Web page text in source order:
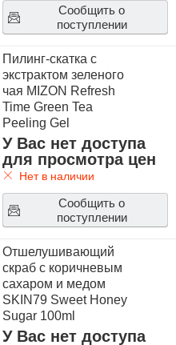
Сообщить о
поступлении
Пилинг-скатка с
экстрактом зеленого
чая MIZON Refresh
Time Green Tea
Peeling Gel
У Вас нет доступа
для просмотра цен
Нет в наличии
Сообщить о
поступлении
Отшелушивающий
скраб с коричневым
сахаром и медом
SKIN79 Sweet Honey
Sugar 100ml
У Вас нет доступа